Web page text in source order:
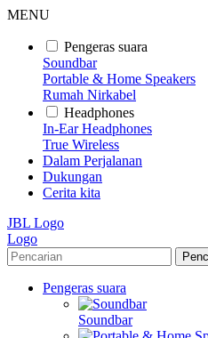
MENU
Pengeras suara
Soundbar
Portable & Home Speakers
Rumah Nirkabel
Headphones
In-Ear Headphones
True Wireless
Dalam Perjalanan
Dukungan
Cerita kita
JBL Logo
Logo
Pengeras suara
Soundbar